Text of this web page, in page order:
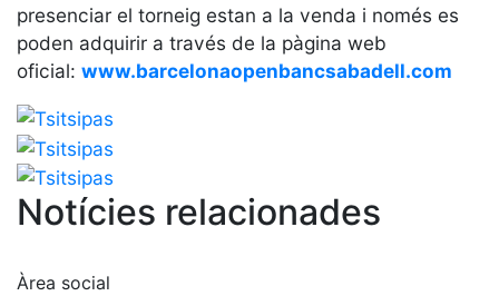
Campionat
Social de
Tennis
de Joc
Quadre
d'Honor
Històric
Social
presenciar el torneig estan a la venda i només es
poden adquirir a través de la pàgina web
oficial: www.barcelonaopenbancsabadell.com
Notícies relacionades
Àrea social